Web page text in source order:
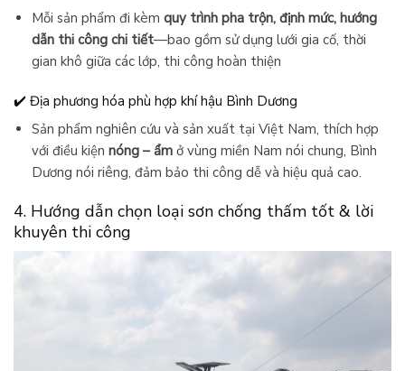
Mỗi sản phẩm đi kèm quy trình pha trộn, định mức, hướng
dẫn thi công chi tiết—bao gồm sử dụng lưới gia cố, thời
gian khô giữa các lớp, thi công hoàn thiện
✔️ Địa phương hóa phù hợp khí hậu Bình Dương
Sản phẩm nghiên cứu và sản xuất tại Việt Nam, thích hợp
với điều kiện nóng – ẩmở vùng miền Nam nói chung, Bình
Dương nói riêng, đảm bảo thi công dễ và hiệu quả cao.
4. Hướng dẫn chọn loại sơn chống thấm tốt & lời
khuyên thi công